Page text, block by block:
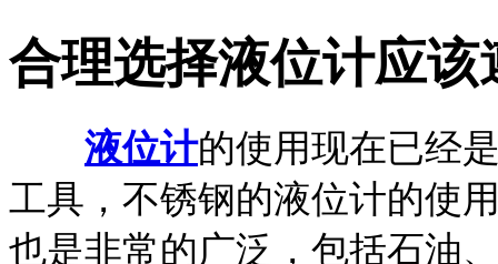
合理选择液位计应该
液位计的使用现在已经
工具，不锈钢的液位计的使
也是非常的广泛，包括石油